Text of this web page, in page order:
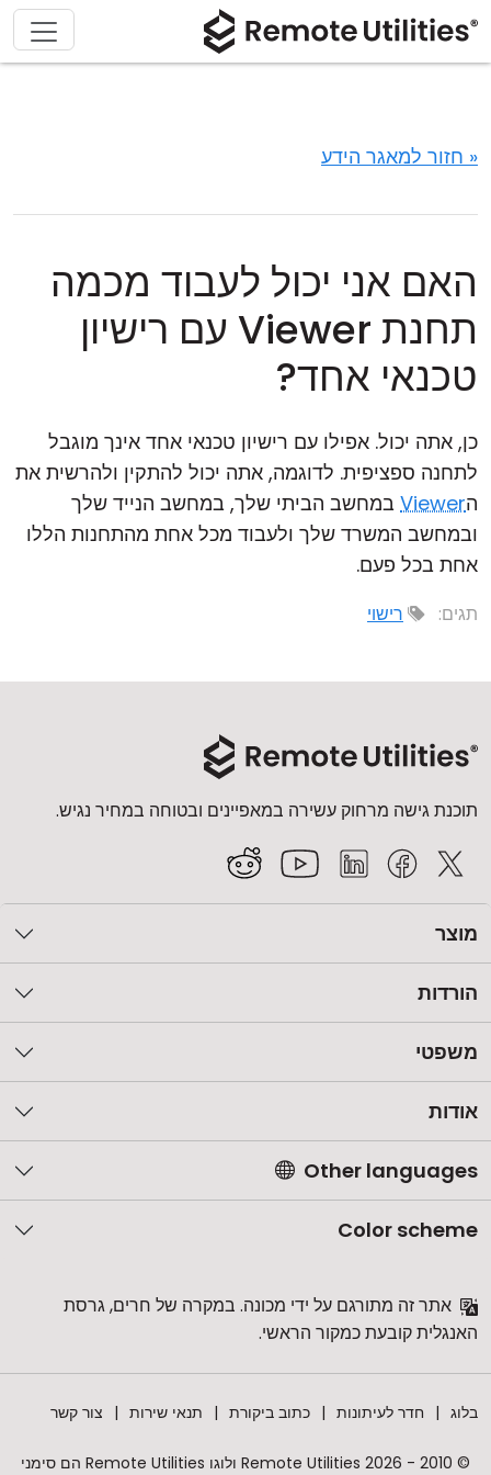
« חזור למאגר הידע
האם אני יכול לעבוד מכמה
תחנת Viewer עם רישיון
טכנאי אחד?
כן, אתה יכול. אפילו עם רישיון טכנאי אחד אינך מוגבל
לתחנה ספציפית. לדוגמה, אתה יכול להתקין ולהרשית את
הViewer במחשב הביתי שלך, במחשב הנייד שלך
ובמחשב המשרד שלך ולעבוד מכל אחת מהתחנות הללו
אחת בכל פעם.
תגים: רישוי
תוכנת גישה מרחוק עשירה במאפיינים ובטוחה במחיר נגיש.
מוצר
הורדות
משפטי
אודות
Other languages
Color scheme
אתר זה מתורגם על ידי מכונה. במקרה של חרים, גרסת
האנגלית קובעת כמקור הראשי.
בלוג חדר לעיתונות כתוב ביקורת תנאי שירות צור קשר
© 2010 - 2026 Remote Utilities ולוגו Remote Utilities הם סימני